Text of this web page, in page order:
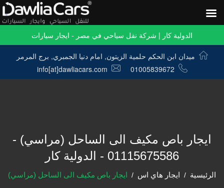
الدولية كار | شركة نقل سياحي في مصر - ايجار سيارات
ميدان ابن الحكم حلمية الزيتون, امام دنيا الجمبري, برج المرمر
01005839672
info[at]dawliacars.com
ايجار باص مكيف الى الساحل (مراسي) -
01115675586 - الدولية كار
الرئيسية ايجار هاي اس ايجار باص مكيف الى الساحل (مراسي)